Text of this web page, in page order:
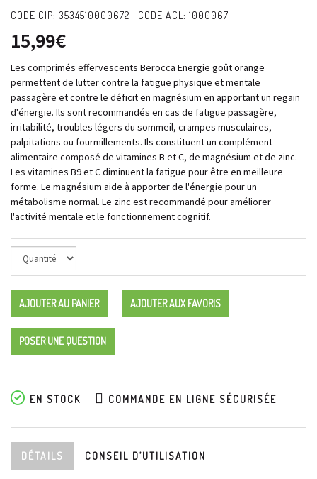
CODE CIP: 3534510000672 CODE ACL: 1000067
15,99€
Les comprimés effervescents Berocca Energie goût orange
permettent de lutter contre la fatigue physique et mentale
passagère et contre le déficit en magnésium en apportant un regain
d'énergie. Ils sont recommandés en cas de fatigue passagère,
irritabilité, troubles légers du sommeil, crampes musculaires,
palpitations ou fourmillements. Ils constituent un complément
alimentaire composé de vitamines B et C, de magnésium et de zinc.
Les vitamines B9 et C diminuent la fatigue pour être en meilleure
forme. Le magnésium aide à apporter de l'énergie pour un
métabolisme normal. Le zinc est recommandé pour améliorer
l'activité mentale et le fonctionnement cognitif.
AJOUTER AU PANIER AJOUTER AUX FAVORIS
POSER UNE QUESTION
EN STOCK COMMANDE EN LIGNE SÉCURISÉE
DÉTAILS CONSEIL D’UTILISATION